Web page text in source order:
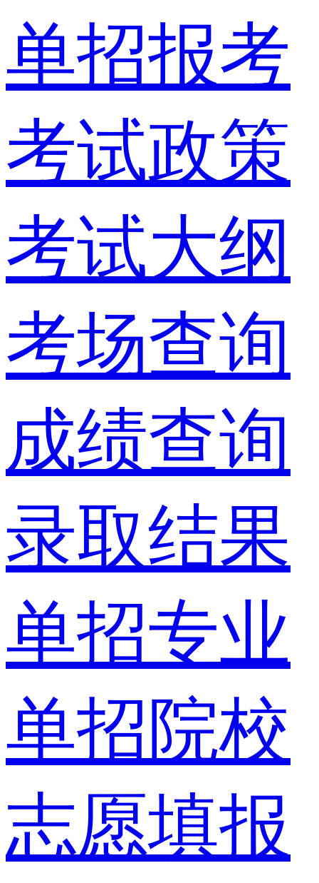
单招报考
考试政策
考试大纲
考场查询
成绩查询
录取结果
单招专业
单招院校
志愿填报